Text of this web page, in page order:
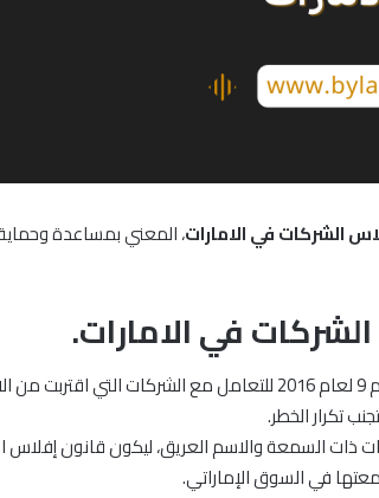
الشركاتفيالامارات، المعني بمساعدة
في الامارات.
أصدرت الإمارات القانون رقم 9 لعام 2016 للتعامل مع
تكرار الخطر.
السمعة والاسم العريق، ليكون قانون إفلاس
في السوق الإماراتي.